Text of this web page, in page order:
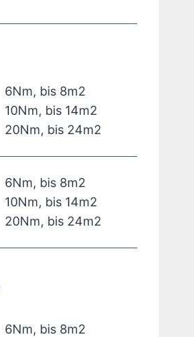
6Nm, bis 8m2
10Nm, bis 14m2
20Nm, bis 24m2
6Nm, bis 8m2
10Nm, bis 14m2
20Nm, bis 24m2
6Nm, bis 8m2